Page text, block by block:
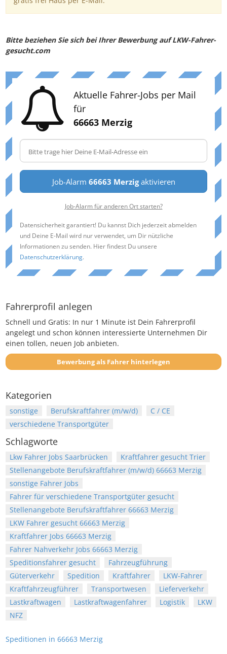
Bitte beziehen Sie sich bei Ihrer Bewerbung auf LKW-Fahrer-
gesucht.com
Aktuelle Fahrer-Jobs per Mail
für
66663 Merzig
Job-Alarm 66663 Merzigaktivieren
Job-Alarm für anderen Ort starten?
Datensicherheit garantiert! Du kannst Dich jederzeit abmelden
und Deine E-Mail wird nur verwendet, um Dir nützliche
Informationen zu senden. Hier findest Du unsere
Datenschutzerklärung.
Fahrerprofil anlegen
Schnell und Gratis: In nur 1 Minute ist Dein Fahrerprofil
angelegt und schon können interessierte Unternehmen Dir
einen tollen, neuen Job anbieten.
Bewerbung als Fahrer hinterlegen
Kategorien
sonstige Berufskraftfahrer (m/w/d)
C / CE
verschiedene Transportgüter
Schlagworte
Lkw Fahrer Jobs Saarbrücken
Kraftfahrer gesucht Trier
Stellenangebote Berufskraftfahrer (m/w/d) 66663 Merzig
sonstige Fahrer Jobs
Fahrer für verschiedene Transportgüter gesucht
Stellenangebote Berufskraftfahrer 66663 Merzig
LKW Fahrer gesucht 66663 Merzig
Kraftfahrer Jobs 66663 Merzig
Fahrer Nahverkehr Jobs 66663 Merzig
Speditionsfahrer gesucht
Fahrzeugführung
Güterverkehr
Spedition Kraftfahrer
LKW-Fahrer
Kraftfahrzeugführer
Transportwesen
Lieferverkehr
Lastkraftwagen
Lastkraftwagenfahrer Logistik
LKW
NFZ
Speditionen in 66663 Merzig